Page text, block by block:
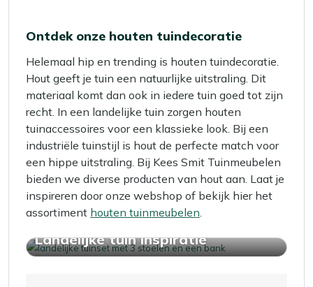
Ontdek onze houten tuindecoratie
Helemaal hip en trending is houten tuindecoratie.
Hout geeft je tuin een natuurlijke uitstraling. Dit
materiaal komt dan ook in iedere tuin goed tot zijn
recht. In een landelijke tuin zorgen houten
tuinaccessoires voor een klassieke look. Bij een
industriële tuinstijl is hout de perfecte match voor
een hippe uitstraling. Bij Kees Smit Tuinmeubelen
bieden we diverse producten van hout aan. Laat je
inspireren door onze webshop of bekijk hier het
assortiment houten tuinmeubelen.
Landelijke tuin inspiratie